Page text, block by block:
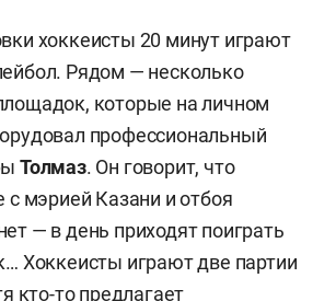
хоккеисты 20 минут играют
Рядом — несколько
которые на личном
профессиональный
Толмаз. Он говорит, что
с мэрией Казани и отбоя
— в день приходят поиграть
Хоккеисты играют две партии
кто-то предлагает